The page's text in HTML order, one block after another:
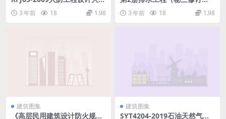
3 年前 18 1.98 3 年前 18 1.98
建筑图集
《高层民用建筑设计防火规
建筑图集
SYT4204-2019石油天然气建